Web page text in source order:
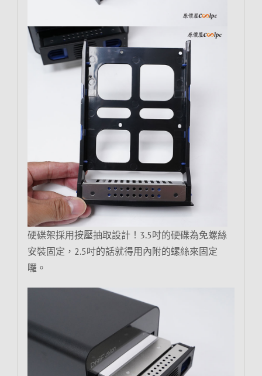
硬碟架採用按壓抽取設計！3.5吋的硬碟為免螺絲
安裝固定，2.5吋的話就得用內附的螺絲來固定
囉。